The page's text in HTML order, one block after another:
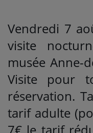
Vendredi 7
visite
musée Anne-
Visite pour
réservation.
tarif adulte
7€ le tarif